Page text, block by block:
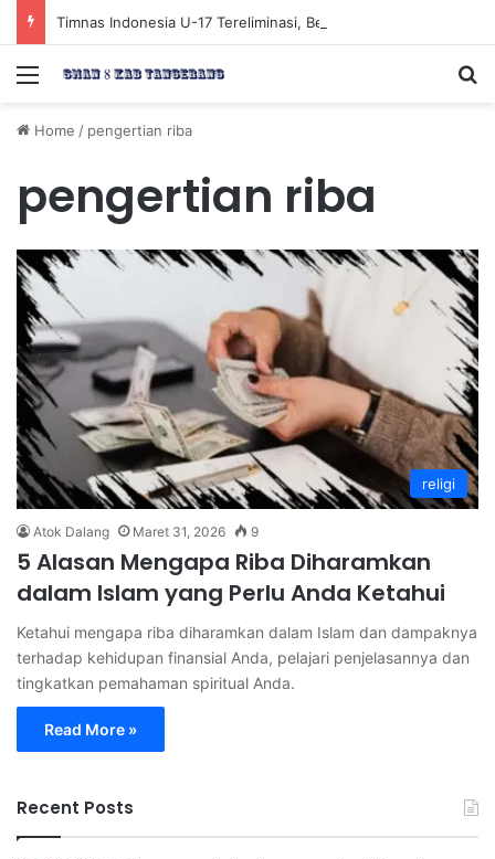
Menu
Home / pengertian riba
pengertian riba
religi
Atok Dalang Maret 31, 2026 9
5 Alasan Mengapa Riba Diharamkan
dalam Islam yang Perlu Anda Ketahui
Ketahui mengapa riba diharamkan dalam Islam dan dampaknya
terhadap kehidupan finansial Anda, pelajari penjelasannya dan
tingkatkan pemahaman spiritual Anda.
Read More »
Recent Posts